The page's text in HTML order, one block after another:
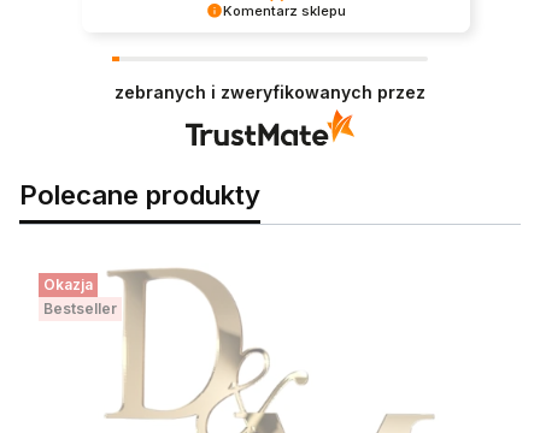
Komentarz sklepu
zebranych i zweryfikowanych przez
Polecane produkty
Okazja
Bestseller